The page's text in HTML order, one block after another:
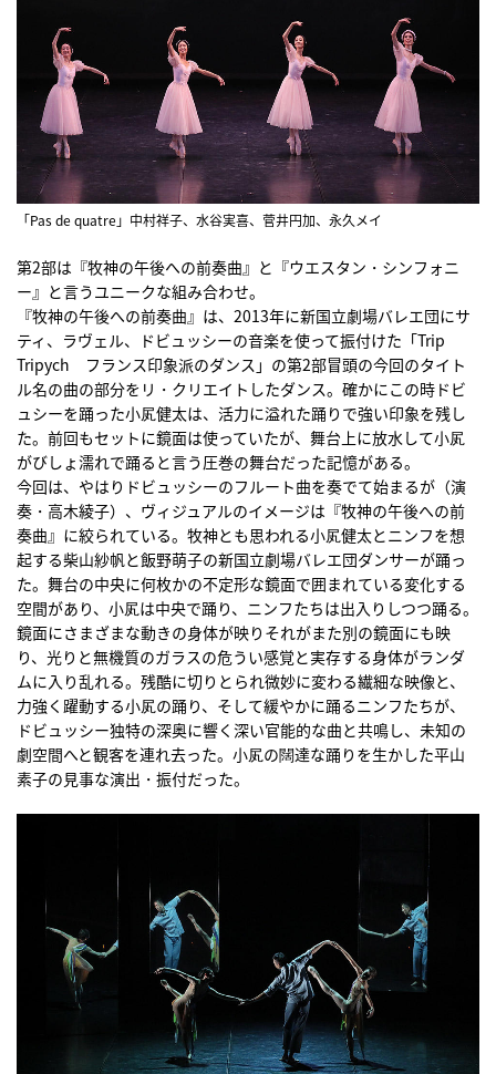
「Pas de quatre」中村祥子、水谷実喜、菅井円加、永久メイ
第2部は『牧神の午後への前奏曲』と『ウエスタン・シンフォニ
ー』と言うユニークな組み合わせ。
『牧神の午後への前奏曲』は、2013年に新国立劇場バレエ団にサ
ティ、ラヴェル、ドビュッシーの音楽を使って振付けた「Trip
Tripych フランス印象派のダンス」の第2部冒頭の今回のタイト
ル名の曲の部分をリ・クリエイトしたダンス。確かにこの時ドビ
ュシーを踊った小㞍健太は、活力に溢れた踊りで強い印象を残し
た。前回もセットに鏡面は使っていたが、舞台上に放水して小㞍
がびしょ濡れで踊ると言う圧巻の舞台だった記憶がある。
今回は、やはりドビュッシーのフルート曲を奏でて始まるが（演
奏・高木綾子）、ヴィジュアルのイメージは『牧神の午後への前
奏曲』に絞られている。牧神とも思われる小㞍健太とニンフを想
起する柴山紗帆と飯野萌子の新国立劇場バレエ団ダンサーが踊っ
た。舞台の中央に何枚かの不定形な鏡面で囲まれている変化する
空間があり、小㞍は中央で踊り、ニンフたちは出入りしつつ踊る。
鏡面にさまざまな動きの身体が映りそれがまた別の鏡面にも映
り、光りと無機質のガラスの危うい感覚と実存する身体がランダ
ムに入り乱れる。残酷に切りとられ微妙に変わる繊細な映像と、
力強く躍動する小㞍の踊り、そして緩やかに踊るニンフたちが、
ドビュッシー独特の深奥に響く深い官能的な曲と共鳴し、未知の
劇空間へと観客を連れ去った。小㞍の闊達な踊りを生かした平山
素子の見事な演出・振付だった。